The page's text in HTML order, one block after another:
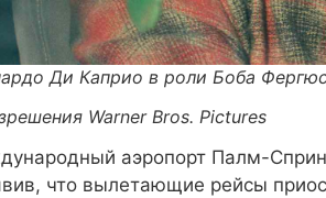
Ди Каприо в роли Боба
Warner Bros. Pictures
аэропорт Палм-
что вылетающие рейсы